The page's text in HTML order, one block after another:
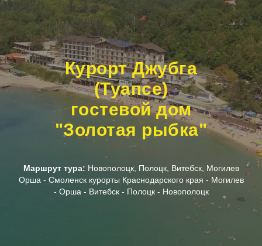
Курорт Джубга
(Туапсе)
гостевой дом
"Золотая рыбка"
Маршрут тура: Новополоцк, Полоцк, Витебск, Могилев
Орша - Смоленск курорты Краснодарского края - Могилев
- Орша - Витебск - Полоцк - Новополоцк